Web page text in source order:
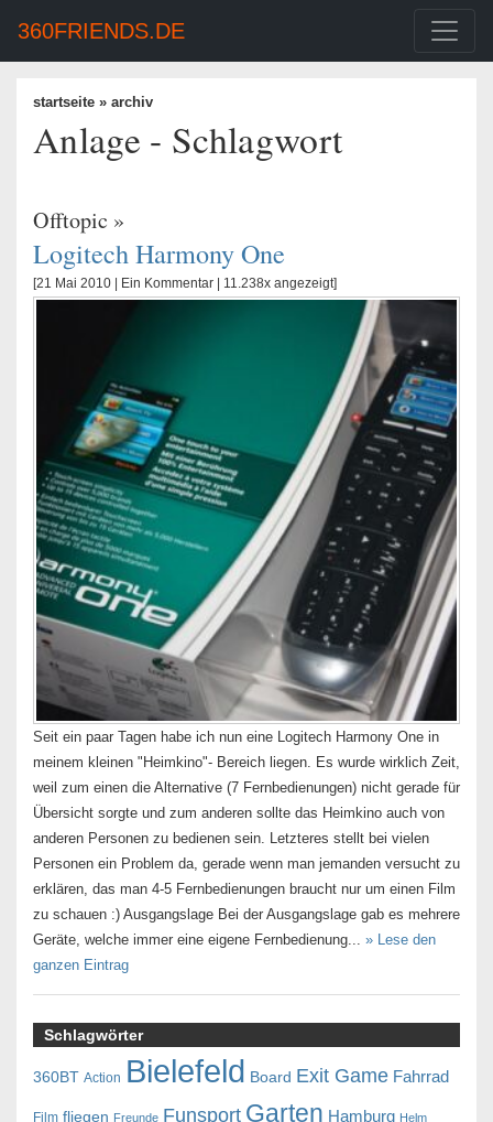
360FRIENDS.DE
startseite » archiv
Anlage - Schlagwort
Offtopic »
Logitech Harmony One
[21 Mai 2010 | Ein Kommentar | 11.238x angezeigt]
Seit ein paar Tagen habe ich nun eine Logitech Harmony One in
meinem kleinen "Heimkino"- Bereich liegen. Es wurde wirklich Zeit,
weil zum einen die Alternative (7 Fernbedienungen) nicht gerade für
Übersicht sorgte und zum anderen sollte das Heimkino auch von
anderen Personen zu bedienen sein. Letzteres stellt bei vielen
Personen ein Problem da, gerade wenn man jemanden versucht zu
erklären, das man 4-5 Fernbedienungen braucht nur um einen Film
zu schauen :) Ausgangslage Bei der Ausgangslage gab es mehrere
Geräte, welche immer eine eigene Fernbedienung... » Lese den
ganzen Eintrag
Schlagwörter
360BT Action Bielefeld Board Exit Game Fahrrad
Film fliegen Freunde Funsport Garten Hamburg Helm